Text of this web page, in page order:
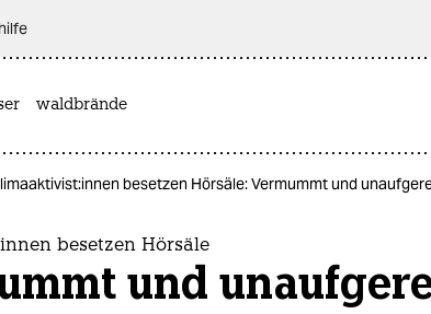
waldbrände
besetzen Hörsäle: Vermummt und
besetzen Hörsäle
und